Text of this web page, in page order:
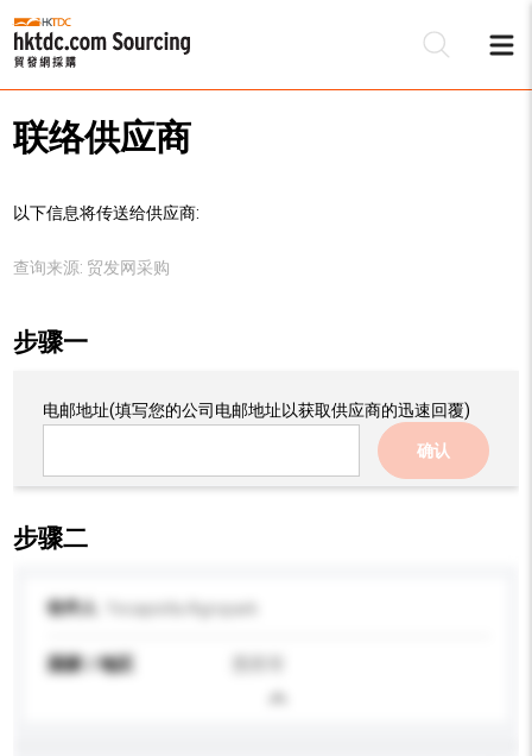
联络供应商
以下信息将传送给供应商:
查询来源: 贸发网采购
步骤一
电邮地址(填写您的公司电邮地址以获取供应商的迅速回覆)
确认
步骤二
收件人
国家 / 地区